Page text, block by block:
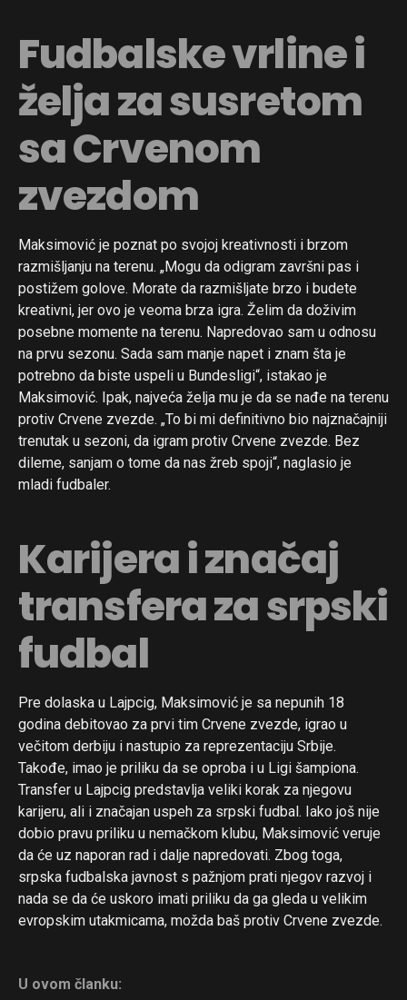
Fudbalske vrline i
želja za susretom
sa Crvenom
zvezdom
Maksimović je poznat po svojoj kreativnosti i brzom
razmišljanju na terenu. „Mogu da odigram završni pas i
postižem golove. Morate da razmišljate brzo i budete
kreativni, jer ovo je veoma brza igra. Želim da doživim
posebne momente na terenu. Napredovao sam u odnosu
na prvu sezonu. Sada sam manje napet i znam šta je
potrebno da biste uspeli u Bundesligi“, istakao je
Maksimović. Ipak, najveća želja mu je da se nađe na terenu
protiv Crvene zvezde. „To bi mi definitivno bio najznačajniji
trenutak u sezoni, da igram protiv Crvene zvezde. Bez
dileme, sanjam o tome da nas žreb spoji“, naglasio je
mladi fudbaler.
Karijera i značaj
transfera za srpski
fudbal
Pre dolaska u Lajpcig, Maksimović je sa nepunih 18
godina debitovao za prvi tim Crvene zvezde, igrao u
večitom derbiju i nastupio za reprezentaciju Srbije.
Takođe, imao je priliku da se oproba i u Ligi šampiona.
Transfer u Lajpcig predstavlja veliki korak za njegovu
karijeru, ali i značajan uspeh za srpski fudbal. Iako još nije
dobio pravu priliku u nemačkom klubu, Maksimović veruje
da će uz naporan rad i dalje napredovati. Zbog toga,
srpska fudbalska javnost s pažnjom prati njegov razvoj i
nada se da će uskoro imati priliku da ga gleda u velikim
evropskim utakmicama, možda baš protiv Crvene zvezde.
U ovom članku: